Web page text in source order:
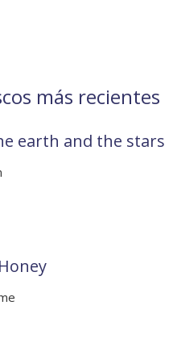
más recientes
earth and the stars